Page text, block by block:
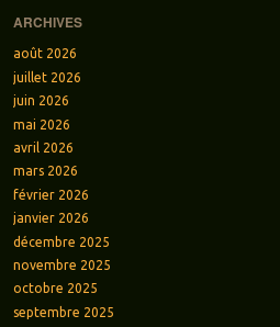
ARCHIVES
août 2026
juillet 2026
juin 2026
mai 2026
avril 2026
mars 2026
février 2026
janvier 2026
décembre 2025
novembre 2025
octobre 2025
septembre 2025